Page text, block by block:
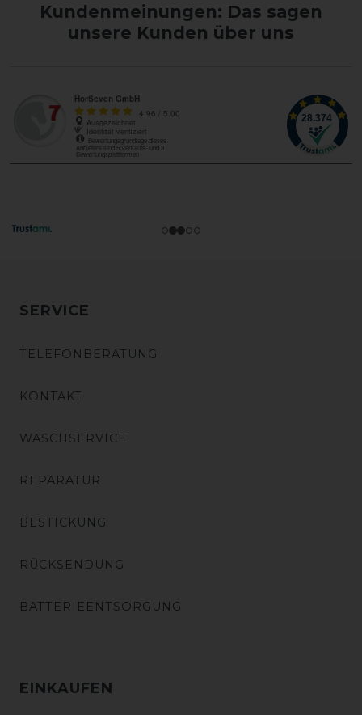
Kundenmeinungen: Das sagen
unsere Kunden über uns
SERVICE
TELEFONBERATUNG
KONTAKT
WASCHSERVICE
REPARATUR
BESTICKUNG
RÜCKSENDUNG
BATTERIEENTSORGUNG
EINKAUFEN